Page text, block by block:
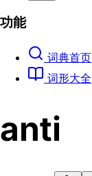
功能
词典首页
词形大全
anti